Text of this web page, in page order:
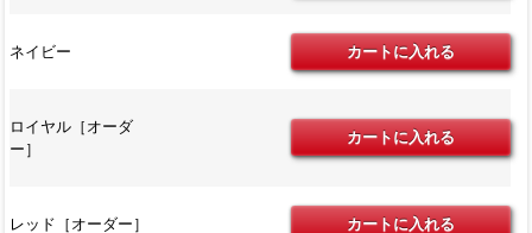
ネイビー
ロイヤル［オーダ
ー］
レッド［オーダー］